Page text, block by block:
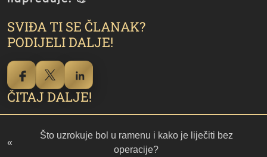
SVIĐA TI SE ČLANAK?
PODIJELI DALJE!
ČITAJ DALJE!
«
Što uzrokuje bol u ramenu i kako je liječiti bez
operacije?